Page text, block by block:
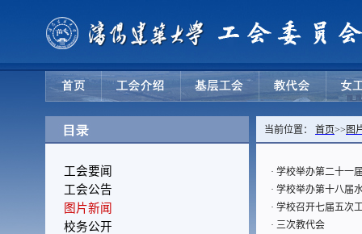
当前位置： 首页>>图
工会要闻
工会公告
图片新闻
校务公开
· 学校举办第二十一
· 学校举办第十八届
· 学校召开七届五次
· 三次教代会